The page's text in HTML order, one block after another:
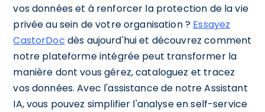
vos données et à renforcer la protection de la vie
privée au sein de votre organisation ? Essayez
CastorDoc dès aujourd'hui et découvrez comment
notre plateforme intégrée peut transformer la
manière dont vous gérez, cataloguez et tracez
vos données. Avec l'assistance de notre Assistant
IA, vous pouvez simplifier l'analyse en self-service